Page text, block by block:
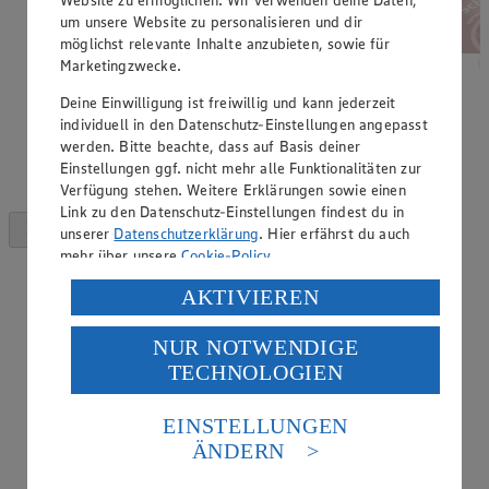
um unsere Website zu personalisieren und dir
möglichst relevante Inhalte anzubieten, sowie für
Marketingzwecke.
Deine Einwilligung ist freiwillig und kann jederzeit
individuell in den Datenschutz-Einstellungen angepasst
werden. Bitte beachte, dass auf Basis deiner
Einstellungen ggf. nicht mehr alle Funktionalitäten zur
Verfügung stehen. Weitere Erklärungen sowie einen
Link zu den Datenschutz-Einstellungen findest du in
unserer Datenschutzerklärung. Hier erfährst du auch
mehr über unsereCookie-Policy.
Verarbeitung deiner personenbezogenen Daten in den
USA durch Facebook und YouTube:
Wenn du auf „Aktivieren“ klickst, willigst du im Sinne
des Art. 49 Abs. 1 Satz 1 lit. a) DSGVO ein, dass deine
Daten in den USA verarbeitet werden. Der EuGH sieht
die USA als Land mit einem nach europäischen
Standards nicht angemessenen Datenschutzniveau an.
Es besteht das Risiko eines Zugriffs durch US-
AKTIVIEREN
NUR NOTWENDIGE
TECHNOLOGIEN
EINSTELLUNGEN
ÄNDERN